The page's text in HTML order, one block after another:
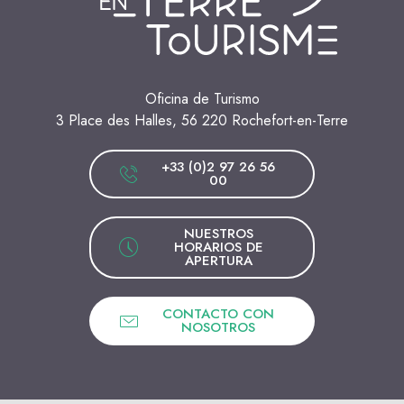
Oficina de Turismo
3 Place des Halles, 56 220 Rochefort-en-Terre
+33 (0)2 97 26 56
00
NUESTROS
HORARIOS DE
APERTURA
CONTACTO CON
NOSOTROS